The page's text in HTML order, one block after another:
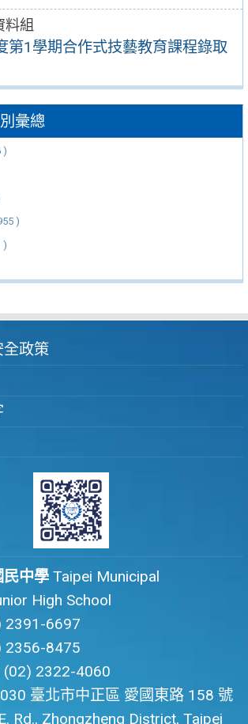
料組
第1學期合作式技藝教育課程錄取
彙總
)
)
)
全政策
民中學 Taipei Municipal
High School
6697
8475
(02) 2322-4060
臺北市中正區 愛國東路 158 號
Rd., Zhongzheng District, Taipei